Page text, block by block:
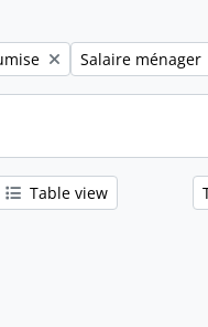
Remove filter:
Salaire ménager
Table view